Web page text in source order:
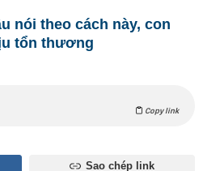
nói theo cách này, con
tổn thương
Copy link
Sao chép link